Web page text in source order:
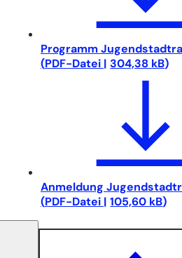
Programm
PDF-Datei 304,38 kB
Anmeldung
PDF-Datei 105,60 kB